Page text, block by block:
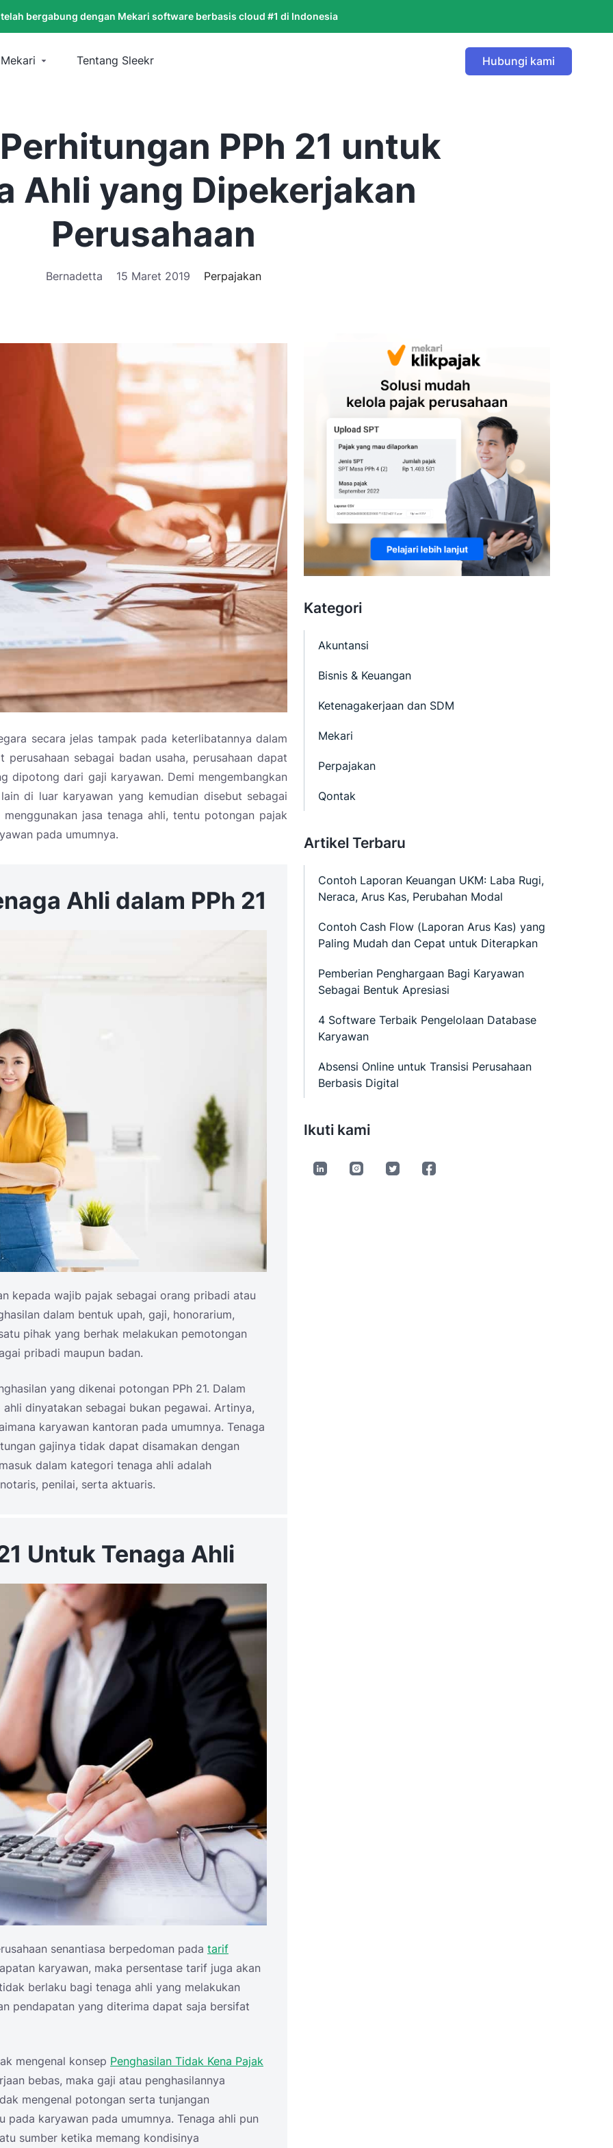
bergabung dengan Mekari software berbasis cloud #1 di Indonesia
Tentang Sleekr Hubungi kami
PPh 21 untuk
Ahli yang Dipekerjakan
Perusahaan
Bernadetta 15 Maret 2019 Perpajakan
secara jelas tampak pada keterlibatannya dalam
sebagai badan usaha, perusahaan dapat
dipotong dari gaji karyawan. Demi mengembangkan
di luar karyawan yang kemudian disebut sebagai
jasa tenaga ahli, tentu potongan pajak
pada umumnya.
Ahli dalam PPh 21
kepada wajib pajak sebagai orang pribadi atau
dalam bentuk upah, gaji, honorarium,
pihak yang berhak melakukan pemotongan
pribadi maupun badan.
yang dikenai potongan PPh 21. Dalam
dinyatakan sebagai bukan pegawai. Artinya,
karyawan kantoran pada umumnya. Tenaga
gajinya tidak dapat disamakan dengan
dalam kategori tenaga ahli adalah
penilai, serta aktuaris.
Untuk Tenaga Ahli
senantiasa berpedoman pada tarif
karyawan, maka persentase tarif juga akan
berlaku bagi tenaga ahli yang melakukan
pendapatan yang diterima dapat saja bersifat
mengenal konsep Penghasilan Tidak Kena Pajak
bebas, maka gaji atau penghasilannya
mengenal potongan serta tunjangan
karyawan pada umumnya. Tenaga ahli pun
sumber ketika memang kondisinya
Kategori
Akuntansi
Bisnis & Keuangan
Ketenagakerjaan dan SDM
Mekari
Perpajakan
Qontak
Artikel Terbaru
Contoh Laporan Keuangan UKM: Laba Rugi,
Neraca, Arus Kas, Perubahan Modal
Contoh Cash Flow (Laporan Arus Kas) yang
Paling Mudah dan Cepat untuk Diterapkan
Pemberian Penghargaan Bagi Karyawan
Sebagai Bentuk Apresiasi
4 Software Terbaik Pengelolaan Database
Karyawan
Absensi Online untuk Transisi Perusahaan
Berbasis Digital
Ikuti kami